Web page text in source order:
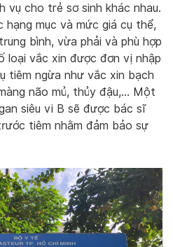
vụ cho trẻ sơ sinh khác nhau.
mục và mức giá cụ thể,
bình, vừa phải và phù hợp
loại vắc xin được đơn vị nhập
tiêm ngừa như vắc xin bạch
não mủ, thủy đậu,… Một
siêu vi B sẽ được bác sĩ
tiêm nhằm đảm bảo sự